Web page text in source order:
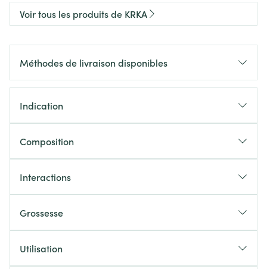
Voir tous les produits de KRKA
Méthodes de livraison disponibles
Indication
Composition
Interactions
Grossesse
Utilisation